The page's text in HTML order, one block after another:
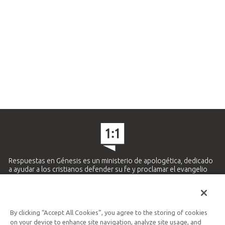
Respuestas en Génesis es un ministerio de apologética, dedicado
a ayudar a los cristianos defender su fe y proclamar el evangelio
Ministerio Hispano y Latinoamericano
By clicking “Accept All Cookies”, you agree to the storing of cookies
on your device to enhance site navigation, analyze site usage, and